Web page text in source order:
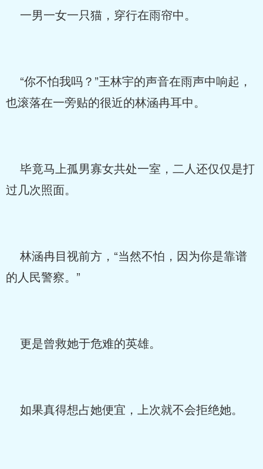
一男一女一只猫，穿行在雨帘中。
“你不怕我吗？”王林宇的声音在雨声中响起，
也滚落在一旁贴的很近的林涵冉耳中。
毕竟马上孤男寡女共处一室，二人还仅仅是打
过几次照面。
林涵冉目视前方，“当然不怕，因为你是靠谱
的人民警察。”
更是曾救她于危难的英雄。
如果真得想占她便宜，上次就不会拒绝她。